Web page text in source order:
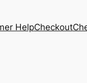
HelpCheckout